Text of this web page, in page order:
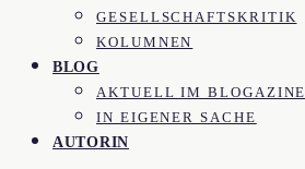
GESELLSCHAFTSKRITIK
KOLUMNEN
BLOG
AKTUELL IM BLOGAZINE
IN EIGENER SACHE
AUTORIN